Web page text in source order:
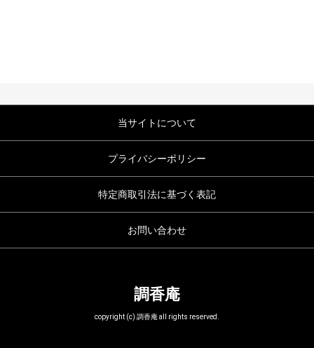
当サイトについて
プライバシーポリシー
特定商取引法に基づく表記
お問い合わせ
調香庵
copyright (c) 調香庵 all rights reserved.